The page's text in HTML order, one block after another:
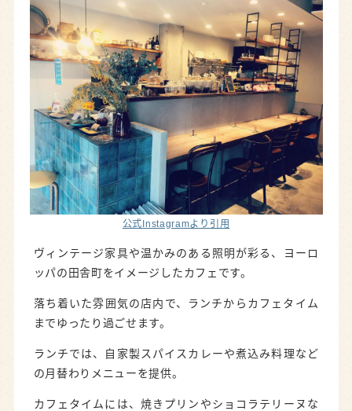
公式Instagramより引用
ヴィンテージ家具や温かみのある照明が彩る、ヨーロ
ッパの田舎町をイメージしたカフェです。
落ち着いた雰囲気の店内で、ランチからカフェタイム
までゆったり過ごせます。
ランチでは、自家製スパイスカレーや煮込み料理など
の月替わりメニューを提供。
カフェタイムには、焼きプリンやショコラテリーヌな